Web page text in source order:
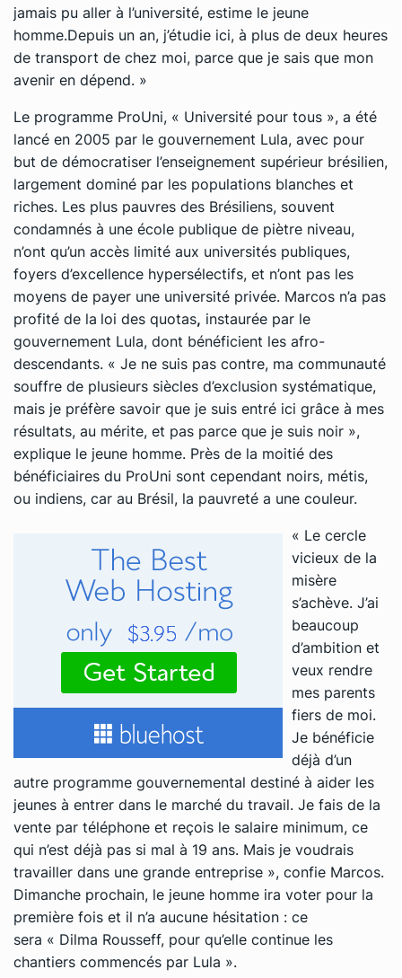
jamais pu aller à l’université, estime le jeune
homme.Depuis un an, j’étudie ici, à plus de deux heures
de transport de chez moi, parce que je sais que mon
avenir en dépend. »
Le programme ProUni, « Université pour tous », a été
lancé en 2005 par le gouvernement Lula, avec pour
but de démocratiser l’enseignement supérieur brésilien,
largement dominé par les populations blanches et
riches. Les plus pauvres des Brésiliens, souvent
condamnés à une école publique de piètre niveau,
n’ont qu’un accès limité aux universités publiques,
foyers d’excellence hypersélectifs, et n’ont pas les
moyens de payer une université privée. Marcos n’a pas
profité de la loi des quotas, instaurée par le
gouvernement Lula, dont bénéficient les afro-
descendants. « Je ne suis pas contre, ma communauté
souffre de plusieurs siècles d’exclusion systématique,
mais je préfère savoir que je suis entré ici grâce à mes
résultats, au mérite, et pas parce que je suis noir »,
explique le jeune homme. Près de la moitié des
bénéficiaires du ProUni sont cependant noirs, métis,
ou indiens, car au Brésil, la pauvreté a une couleur.
« Le cercle
vicieux de la
misère
s’achève. J’ai
beaucoup
d’ambition et
veux rendre
mes parents
fiers de moi.
Je bénéficie
déjà d’un
autre programme gouvernemental destiné à aider les
jeunes à entrer dans le marché du travail. Je fais de la
vente par téléphone et reçois le salaire minimum, ce
qui n’est déjà pas si mal à 19 ans. Mais je voudrais
travailler dans une grande entreprise », confie Marcos.
Dimanche prochain, le jeune homme ira voter pour la
première fois et il n’a aucune hésitation : ce
sera « Dilma Rousseff, pour qu’elle continue les
chantiers commencés par Lula ».